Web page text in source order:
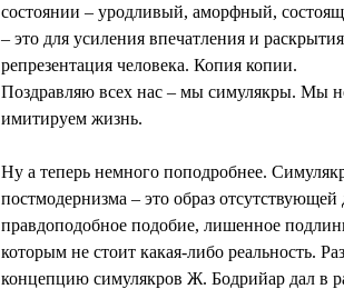
состоянии – уродливый, аморфный,
– это для усиления впечатления и
репрезентация человека. Копия копии.
Поздравляю всех нас – мы симулякры. Мы
имитируем жизнь.
Ну а теперь немного поподробнее.
постмодернизма – это образ отсутствующей
правдоподобное подобие, лишенное
которым не стоит какая-либо реальность.
концепцию симулякров Ж. Бодрийар дал в